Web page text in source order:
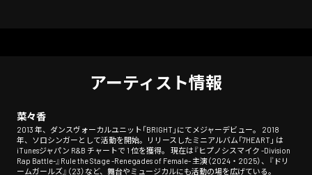
アーティスト情報
菜々香
2013 年、ダンスヴォーカルユニット「BRIGHT」にてメジャーデビュー。 2018
年、ソロシンガーとして活動を開始。リリースしたミニアルバム「7HEART」 は
iTunesジャパン R&B チャートで 1 位を獲得。 現在は『ヒプノシスマイク -Division
Rap Battle-』Rule the Stage -Renegades of Female- 主演（2024・2025）、『ドリ
ームガールズ』（23）など、舞台やミュージカルにも活動の場を広げている。